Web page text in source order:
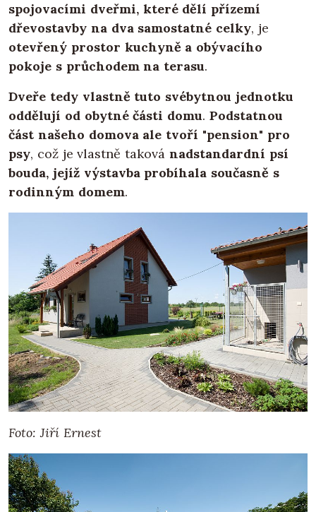
spojovacími dveřmi, které dělí přízemí
dřevostavby na dva samostatné celky, je
otevřený prostor kuchyně a obývacího
pokoje s průchodem na terasu.
Dveře tedy vlastně tuto svébytnou jednotku
oddělují od obytné části domu.Podstatnou
část našeho domova ale tvoří "pension" pro
psy, což je vlastně taková nadstandardní psí
bouda, jejíž výstavba probíhala současně s
rodinným domem.
Foto: Jiří Ernest